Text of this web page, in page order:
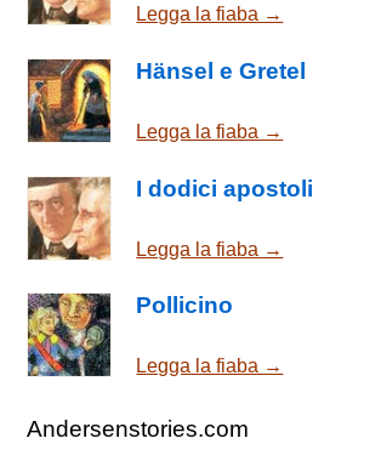
Legga la fiaba →
Hänsel e Gretel
Legga la fiaba →
I dodici apostoli
Legga la fiaba →
Pollicino
Legga la fiaba →
Andersenstories.com